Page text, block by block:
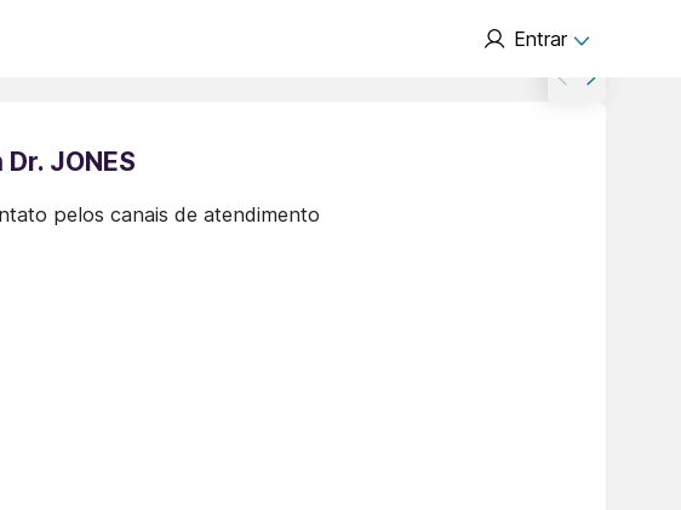
Entrar
JONES
pelos canais de atendimento